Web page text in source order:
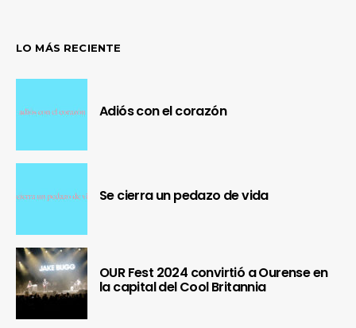
LO MÁS RECIENTE
Adiós con el corazón
Se cierra un pedazo de vida
OUR Fest 2024 convirtió a Ourense en
la capital del Cool Britannia